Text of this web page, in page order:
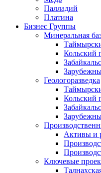
Палладий
Платина
Бизнес Группы
Минеральная
Кольский
Геологоразведка
Кольский
Активы и
Ключевые